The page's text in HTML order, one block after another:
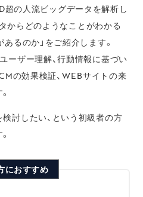
超の人流ビッグデータを解析し
からどのようなことがわかる
るのか」をご紹介します。
ーザー理解、行動情報に基づい
の効果検証、WEBサイトの来
討したい、という初級者の方
におすすめ